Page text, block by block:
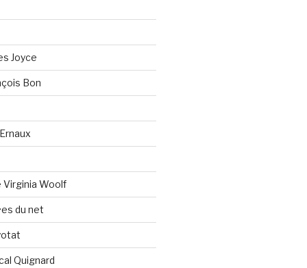
Joyce
Bon
Virginia Woolf
du net
Quignard